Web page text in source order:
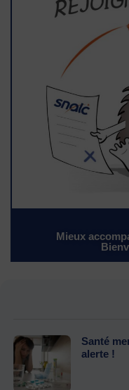
Mieux
Santé
alerte !